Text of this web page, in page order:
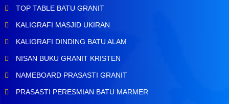
TOP TABLE BATU GRANIT
KALIGRAFI MASJID UKIRAN
KALIGRAFI DINDING BATU ALAM
NISAN BUKU GRANIT KRISTEN
NAMEBOARD PRASASTI GRANIT
PRASASTI PERESMIAN BATU MARMER